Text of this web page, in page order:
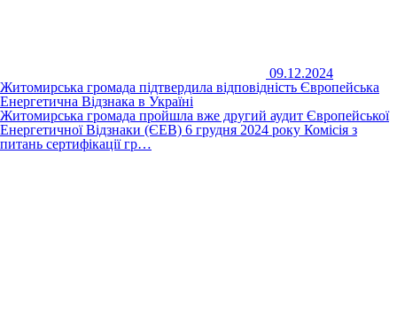
09.12.2024
Житомирська громада підтвердила відповідність Європейська
Енергетична Відзнака в Україні
Житомирська громада пройшла вже другий аудит Європейської
Енергетичної Відзнаки (ЄЕВ) 6 грудня 2024 року Комісія з
питань сертифікації гр…